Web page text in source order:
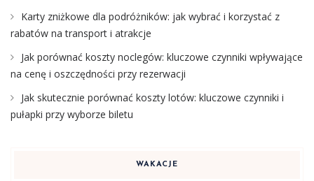
Karty zniżkowe dla podróżników: jak wybrać i korzystać z
rabatów na transport i atrakcje
Jak porównać koszty noclegów: kluczowe czynniki wpływające
na cenę i oszczędności przy rezerwacji
Jak skutecznie porównać koszty lotów: kluczowe czynniki i
pułapki przy wyborze biletu
WAKACJE